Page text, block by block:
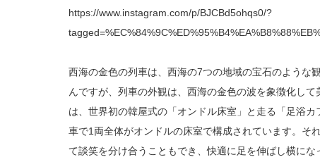
https://www.instagram.com/p/BJCBd5ohqs0/?
西海の金色の列車は、西海の7つの地域の宝石のような
んですが、列車の外観は、西海の金色の波を象徴化し
は、世界初の韓屋式の「オンドル床室」と走る「足浴
車で1両全体がオンドルの床室で構成されています。そ
て談笑を分け合うこともでき、快適に足を伸ばし横に